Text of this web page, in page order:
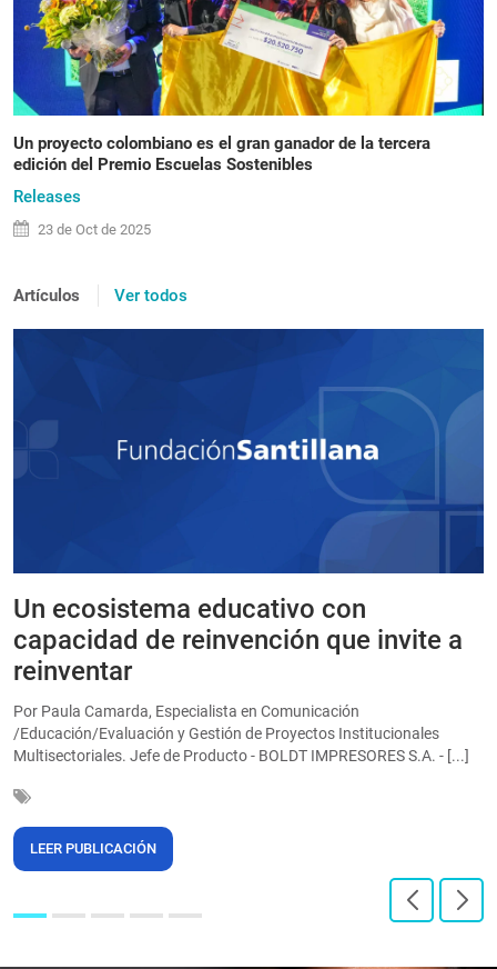
Un proyecto colombiano es el gran ganador de la tercera
edición del Premio Escuelas Sostenibles
Releases
23 de Oct de 2025
Artículos Ver todos
Un ecosistema educativo con
capacidad de reinvención que invite a
reinventar
Por Paula Camarda, Especialista en Comunicación
/Educación/Evaluación y Gestión de Proyectos Institucionales
Multisectoriales. Jefe de Producto - BOLDT IMPRESORES S.A. - [...]
LEER PUBLICACIÓN